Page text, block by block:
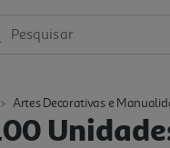
Pesquisar
Artes Decorativas e